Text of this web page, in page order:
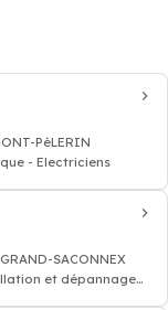
PèLERIN
- Electriciens
SACONNEX
et dépannage